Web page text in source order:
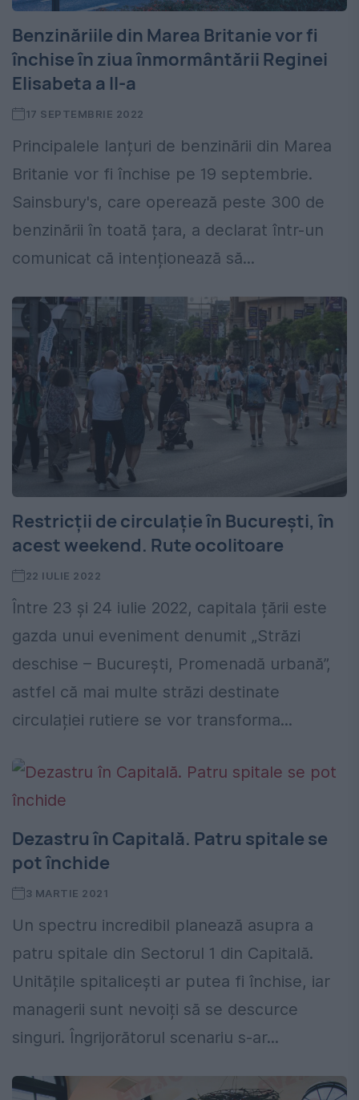
Benzinăriile din Marea Britanie vor fi
închise în ziua înmormântării Reginei
Elisabeta a II-a
17 SEPTEMBRIE 2022
Principalele lanțuri de benzinării din Marea
Britanie vor fi închise pe 19 septembrie.
Sainsbury's, care operează peste 300 de
benzinării în toată țara, a declarat într-un
comunicat că intenționează să...
Restricții de circulație în București, în
acest weekend. Rute ocolitoare
22 IULIE 2022
Între 23 și 24 iulie 2022, capitala țării este
gazda unui eveniment denumit „Străzi
deschise – Bucureşti, Promenadă urbană”,
astfel că mai multe străzi destinate
circulației rutiere se vor transforma...
Dezastru în Capitală. Patru spitale se
pot închide
3 MARTIE 2021
Un spectru incredibil planează asupra a
patru spitale din Sectorul 1 din Capitală.
Unitățile spitalicești ar putea fi închise, iar
managerii sunt nevoiți să se descurce
singuri. Îngrijorătorul scenariu s-ar...